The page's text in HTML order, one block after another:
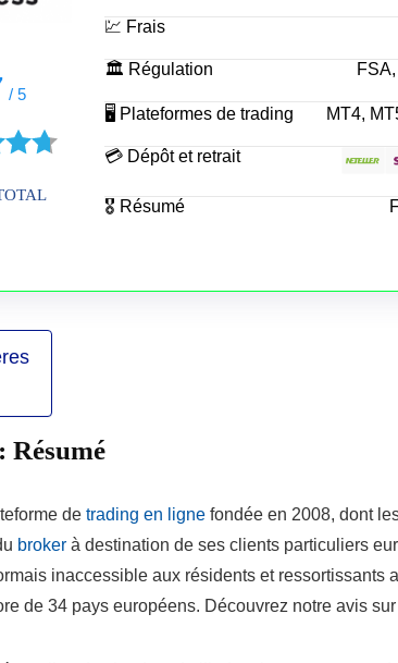
/ 5
💹 Frais
🏛 Régulation
🖥 Plateformes de trading MT4,
💳 Dépôt et retrait
🎖 Résumé
Résumé
de trading en ligne fondée en 2008, dont
broker à destination de ses clients particuliers
inaccessible aux résidents et ressortissants
de 34 pays européens. Découvrez notre avis